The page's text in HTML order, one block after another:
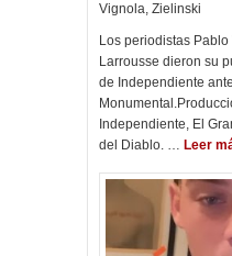
Vignola, Zielinski
Los periodistas
Larrousse dieron su
de Independiente
Independiente, El
del Diablo. … Leer